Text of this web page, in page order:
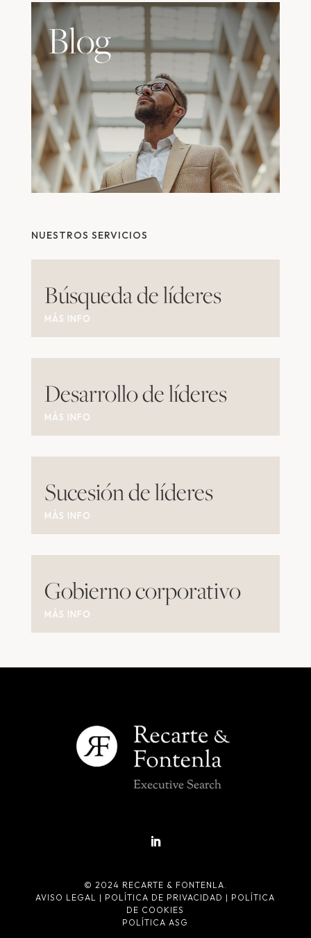
Blog
NUESTROS SERVICIOS
Búsqueda de líderes
MÁS INFO
Desarrollo de líderes
MÁS INFO
Sucesión de líderes
MÁS INFO
Gobierno corporativo
MÁS INFO
© 2024 RECARTE & FONTENLA.
AVISO LEGAL | POLÍTICA DE PRIVACIDAD | POLÍTICA
DE COOKIES
POLÍTICA ASG